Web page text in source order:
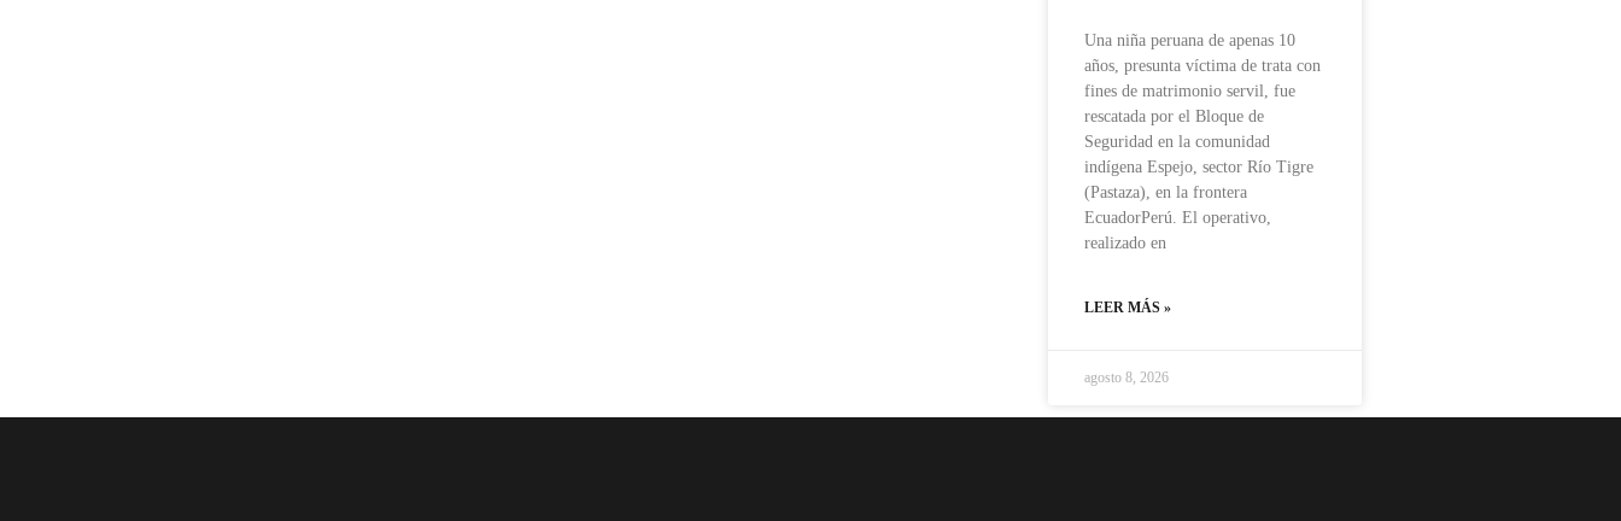
Una niña peruana de apenas 10
años, presunta víctima de trata con
fines de matrimonio servil, fue
rescatada por el Bloque de
Seguridad en la comunidad
indígena Espejo, sector Río Tigre
(Pastaza), en la frontera
EcuadorPerú. El operativo,
realizado en
LEER MÁS »
agosto 8, 2026